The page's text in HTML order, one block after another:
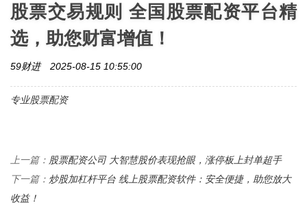
股票交易规则 全国股票配资平台精
选，助您财富增值！
59财进 2025-08-15 10:55:00
专业股票配资
上一篇： 股票配资公司 大智慧股价表现抢眼，涨停板上封单超手
下一篇： 炒股加杠杆平台 线上股票配资软件：安全便捷，助您放大
收益！